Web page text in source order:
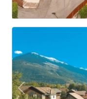
Previous